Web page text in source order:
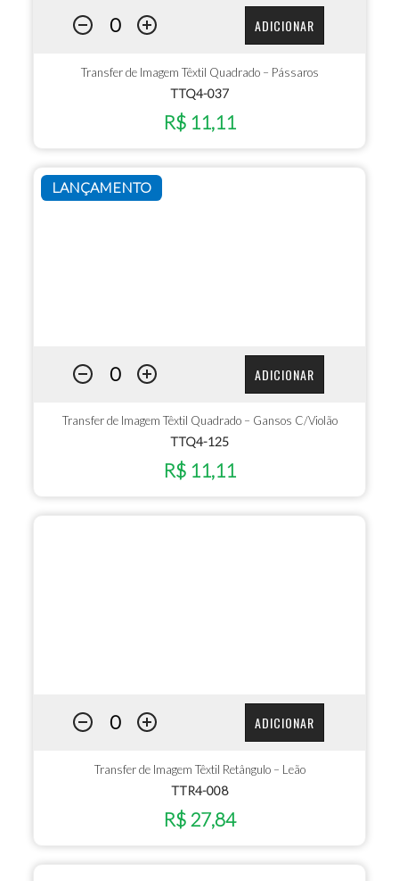
ADICIONAR
Transfer de Imagem Têxtil Quadrado – Pássaros
TTQ4-037
R$ 11,11
LANÇAMENTO
ADICIONAR
Transfer de Imagem Têxtil Quadrado – Gansos C/Violão
TTQ4-125
R$ 11,11
ADICIONAR
Transfer de Imagem Têxtil Retângulo – Leão
TTR4-008
R$ 27,84